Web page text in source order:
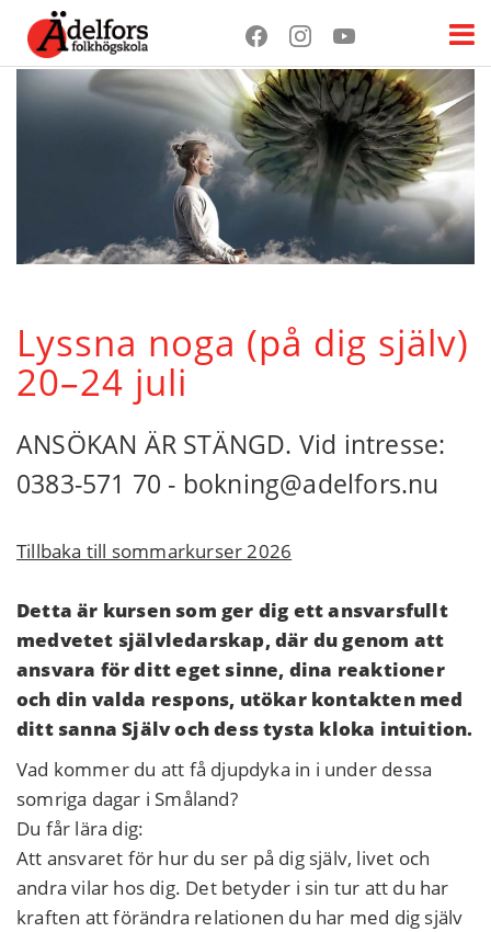
Lyssna noga (på dig själv)
20–24 juli
ANSÖKAN ÄR STÄNGD. Vid intresse:
0383-571 70 - bokning@adelfors.nu
Tillbaka till sommarkurser 2026
Detta är kursen som ger dig ett ansvarsfullt
medvetet självledarskap, där du genom att
ansvara för ditt eget sinne, dina reaktioner
och din valda respons, utökar kontakten med
ditt sanna Själv och dess tysta kloka intuition.
Vad kommer du att få djupdyka in i under dessa
somriga dagar i Småland?
Du får lära dig:
Att ansvaret för hur du ser på dig själv, livet och
andra vilar hos dig. Det betyder i sin tur att du har
kraften att förändra relationen du har med dig själv